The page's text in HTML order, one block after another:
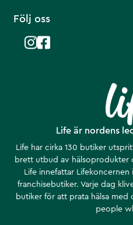
Life är nordens
Life har cirka 130 butiker
brett utbud av hälsoprodukter
Life innefattar
franchisebutiker. Varje dag
butiker för att prata hälsa med
people
Följ oss